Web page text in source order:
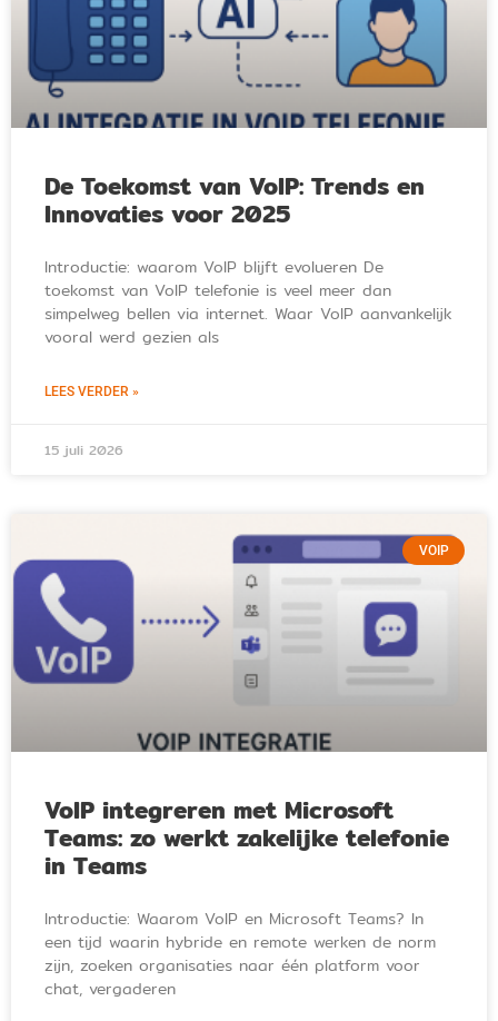
De Toekomst van VoIP: Trends en
Innovaties voor 2025
Introductie: waarom VoIP blijft evolueren De
toekomst van VoIP telefonie is veel meer dan
simpelweg bellen via internet. Waar VoIP aanvankelijk
vooral werd gezien als
LEES VERDER »
15 juli 2026
VOIP
VoIP integreren met Microsoft
Teams: zo werkt zakelijke telefonie
in Teams
Introductie: Waarom VoIP en Microsoft Teams? In
een tijd waarin hybride en remote werken de norm
zijn, zoeken organisaties naar één platform voor
chat, vergaderen